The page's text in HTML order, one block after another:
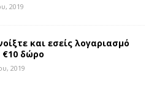
2019
και εσείς λογαριασμό
δώρο
2019